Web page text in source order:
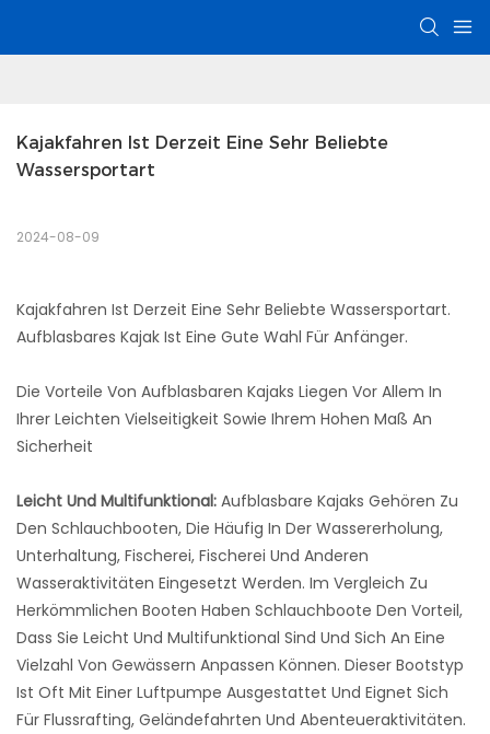
Kajakfahren Ist Derzeit Eine Sehr Beliebte
Wassersportart
2024-08-09
Kajakfahren Ist Derzeit Eine Sehr Beliebte Wassersportart.
Aufblasbares Kajak Ist Eine Gute Wahl Für Anfänger.
Die Vorteile Von Aufblasbaren Kajaks Liegen Vor Allem In
Ihrer Leichten Vielseitigkeit Sowie Ihrem Hohen Maß An
Sicherheit
Leicht Und Multifunktional: Aufblasbare Kajaks Gehören Zu
Den Schlauchbooten, Die Häufig In Der Wassererholung,
Unterhaltung, Fischerei, Fischerei Und Anderen
Wasseraktivitäten Eingesetzt Werden. Im Vergleich Zu
Herkömmlichen Booten Haben Schlauchboote Den Vorteil,
Dass Sie Leicht Und Multifunktional Sind Und Sich An Eine
Vielzahl Von Gewässern Anpassen Können. Dieser Bootstyp
Ist Oft Mit Einer Luftpumpe Ausgestattet Und Eignet Sich
Für Flussrafting, Geländefahrten Und Abenteueraktivitäten.